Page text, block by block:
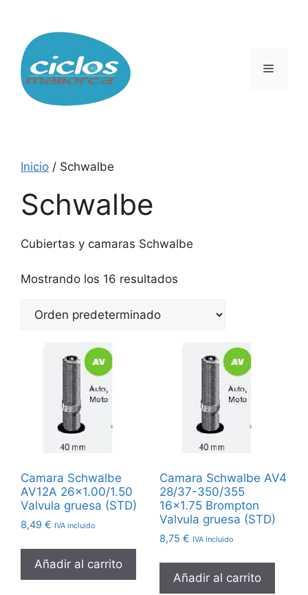
contenido
Menú
Inicio / Schwalbe
Schwalbe
Cubiertas y camaras Schwalbe
Mostrando los 16 resultados
Camara Schwalbe
AV12A 26×1.00/1.50
Valvula gruesa (STD)
8,49 € IVA incluido
Añadir al carrito
Camara Schwalbe AV4
28/37-350/355
16×1.75 Brompton
Valvula gruesa (STD)
8,75 € IVA incluido
Añadir al carrito